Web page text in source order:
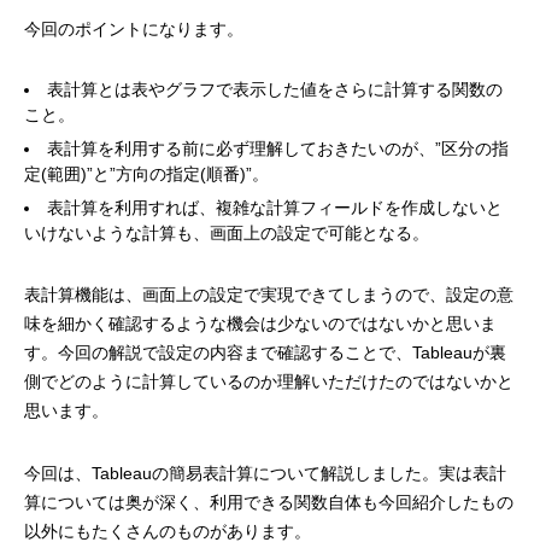
今回のポイントになります。
表計算とは表やグラフで表示した値をさらに計算する関数の
こと。
表計算を利用する前に必ず理解しておきたいのが、”区分の指
定(範囲)”と”方向の指定(順番)”。
表計算を利用すれば、複雑な計算フィールドを作成しないと
いけないような計算も、画面上の設定で可能となる。
表計算機能は、画面上の設定で実現できてしまうので、設定の意
味を細かく確認するような機会は少ないのではないかと思いま
す。今回の解説で設定の内容まで確認することで、Tableauが裏
側でどのように計算しているのか理解いただけたのではないかと
思います。
今回は、Tableauの簡易表計算について解説しました。実は表計
算については奥が深く、利用できる関数自体も今回紹介したもの
以外にもたくさんのものがあります。